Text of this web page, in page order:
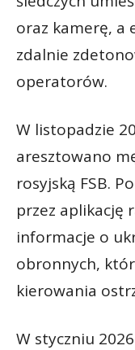
oraz kamerę, a
zdalnie
operatorów.
W listopadzie
aresztowano
rosyjską FSB.
przez aplikację
informacje o
obronnych,
kierowania
W styczniu